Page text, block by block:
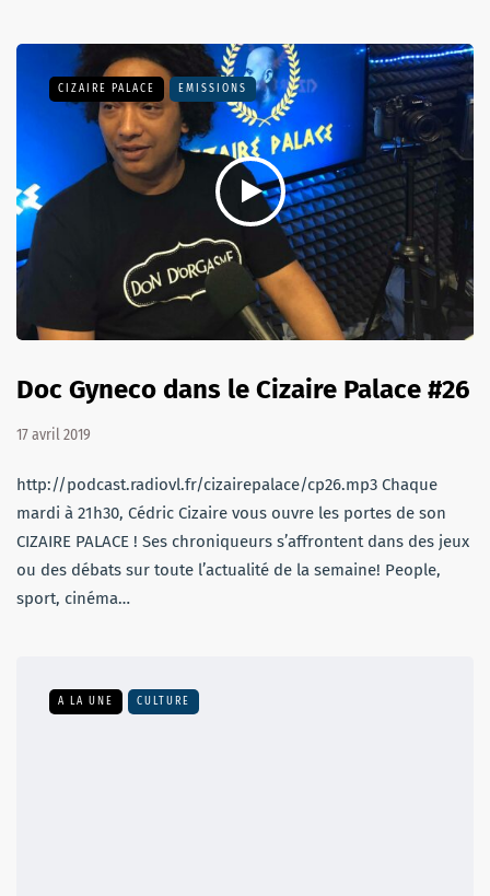
CIZAIRE PALACE EMISSIONS
Doc Gyneco dans le Cizaire Palace #26
17 avril 2019
http://podcast.radiovl.fr/cizairepalace/cp26.mp3 Chaque
mardi à 21h30, Cédric Cizaire vous ouvre les portes de son
CIZAIRE PALACE ! Ses chroniqueurs s’affrontent dans des jeux
ou des débats sur toute l’actualité de la semaine! People,
sport, cinéma…
A LA UNE CULTURE